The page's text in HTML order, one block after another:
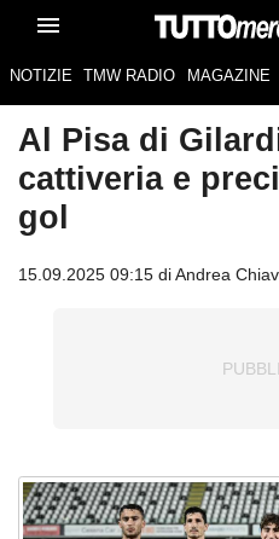
NOTIZIE TMW RADIO MAGAZINE
Al Pisa di
cattiveria e
gol
15.09.2025 09:15 di Andrea